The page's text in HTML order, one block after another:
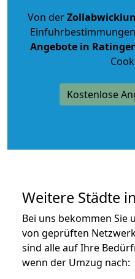
Von der
Angebote in
Kostenlose
Weitere Städte
Bei uns bekommen Sie
von geprüften
sind alle auf Ihre
wenn der Umzug nach: